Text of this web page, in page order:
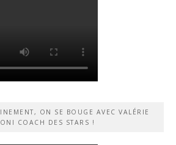
ON SE BOUGE AVEC VALÉRIE
COACH DES STARS !